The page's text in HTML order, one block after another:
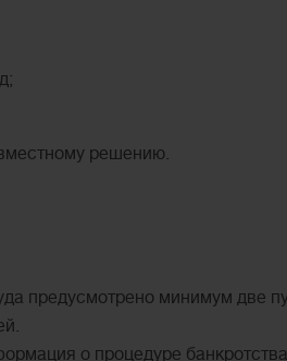
решению.
предусмотрено минимум две
о процедуре